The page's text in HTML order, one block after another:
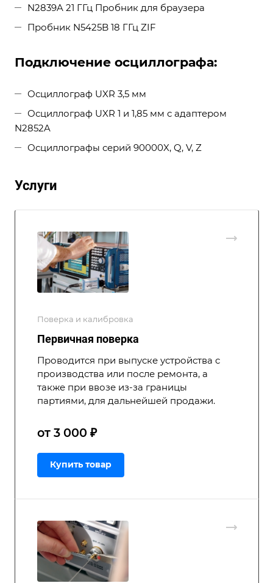
N2839A 21 ГГц Пробник для браузера
Пробник N5425B 18 ГГц ZIF
Подключение осциллографа:
Осциллограф UXR 3,5 мм
Осциллограф UXR 1 и 1,85 мм с адаптером
N2852A
Осциллографы серий 90000X, Q, V, Z
Услуги
Поверка и калибровка
Первичная поверка
Проводится при выпуске устройства с
производства или после ремонта, а
также при ввозе из-за границы
партиями, для дальнейшей продажи.
от 3 000 ₽
Купить товар